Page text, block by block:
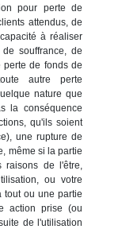
pour perte de
attendus, de
à réaliser
souffrance, de
perte de fonds de
autre perte
nature que
la conséquence
qu'ils soient
une rupture de
même si la partie
raisons de l'être,
ou votre
tout ou une partie
action prise (ou
de l'utilisation